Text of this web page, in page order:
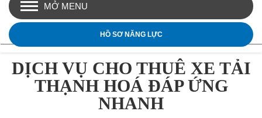
MỞ MENU
HỒ SƠ NĂNG LỰC
DỊCH VỤ CHO THUÊ XE TẢI
THẠNH HOÁ ĐÁP ỨNG
NHANH